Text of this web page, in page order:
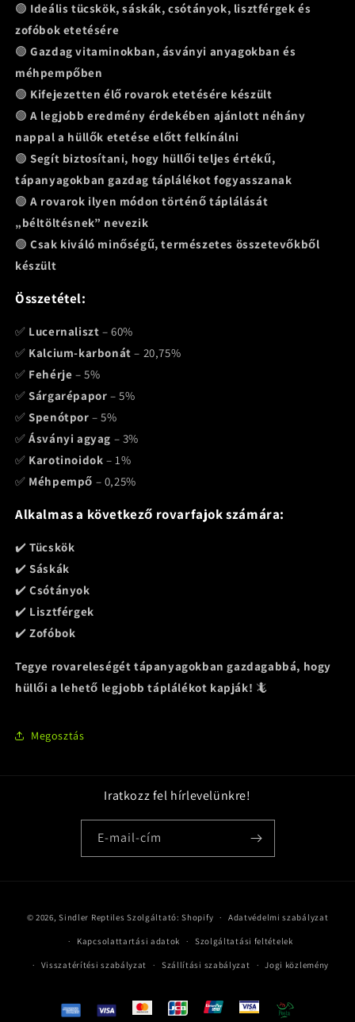
🟢 Ideális tücskök, sáskák, csótányok, lisztférgek és
zofóbok etetésére
🟢Gazdag vitaminokban, ásványi anyagokban és
méhpempőben
🟢 Kifejezetten élő rovarok etetésére készült
🟢A legjobb eredmény érdekében ajánlott néhány
nappal a hüllők etetése előtt felkínálni
🟢Segít biztosítani, hogy hüllői teljes értékű,
tápanyagokban gazdag táplálékot fogyasszanak
🟢A rovarok ilyen módon történő táplálását
„béltöltésnek” nevezik
🟢Csak kiváló minőségű, természetes összetevőkből
készült
Összetétel:
✅ Lucernaliszt – 60%
✅ Kalcium-karbonát – 20,75%
✅ Fehérje – 5%
✅Sárgarépapor – 5%
✅Spenótpor – 5%
✅Ásványi agyag – 3%
✅ Karotinoidok – 1%
✅ Méhpempő – 0,25%
Alkalmas a következő rovarfajok számára:
✔️Tücskök
✔️Sáskák
✔️Csótányok
✔️ Lisztférgek
✔️Zofóbok
Tegye rovareleségét tápanyagokban gazdagabbá, hogy
hüllői a lehető legjobb táplálékot kapják! 🦎
Megosztás
Iratkozz fel hírlevelünkre!
E-mail-cím
módok
© 2026,Sindler Reptiles Szolgáltató: Shopify Adatvédelmi szabályzat
Kapcsolattartási adatok Szolgáltatási feltételek
Visszatérítési szabályzat Szállítási szabályzat Jogi közlemény